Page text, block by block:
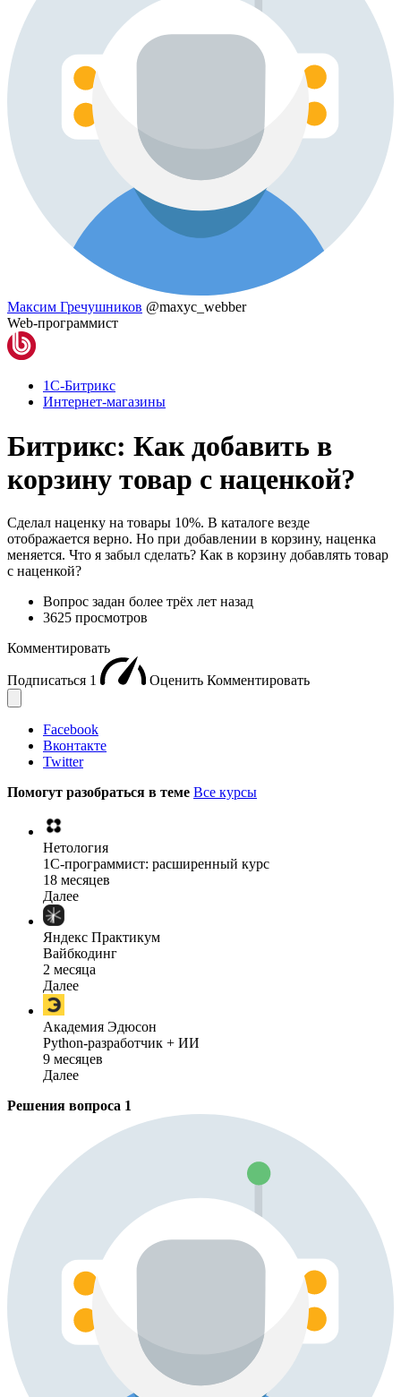
Максим Гречушников @maxyc_webber
Web-программист
1С-Битрикс
Интернет-магазины
Битрикс: Как добавить в
корзину товар с наценкой?
Сделал наценку на товары 10%. В каталоге везде
отображается верно. Но при добавлении в корзину, наценка
меняется. Что я забыл сделать? Как в корзину добавлять товар
с наценкой?
Вопрос задан более трёх лет назад
3625 просмотров
Комментировать
Подписаться 1 Оценить Комментировать
Facebook
Вконтакте
Twitter
Помогут разобраться в теме Все курсы
Нетология
1C-программист: расширенный курс
18 месяцев
Далее
Яндекс Практикум
Вайбкодинг
2 месяца
Далее
Академия Эдюсон
Python-разработчик + ИИ
9 месяцев
Далее
Решения вопроса 1